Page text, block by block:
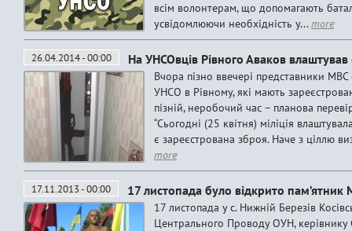
всім волонтерам, що допомагають
усвідомлюючи необхідність у...more
26.04.2014 - 00:00 На УНСОвців Рівного Аваков влаштував
Вчора пізно ввечері представники МВС
УНСО в Рівному, які мають
пізній, неробочий час – планова
“Сьогодні (25 квітня) міліція
є зареєстрована зброя. Наче з ціллю
more
17.11.2013 - 00:00 17 листопада було відкрито пам’ятник
17 листопада у с. Нижній Березів
Центрального Проводу ОУН,